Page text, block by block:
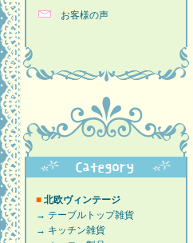
お客様の声
■ 北欧ヴィンテージ
→ テーブルトップ雑貨
→ キッチン雑貨